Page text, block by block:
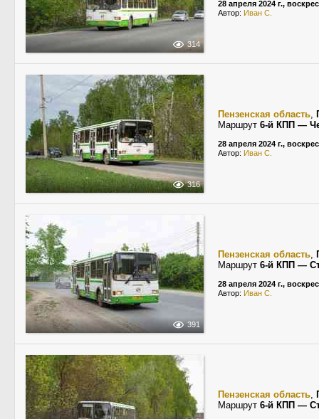
314
28 апреля 2024 г.,
Автор: Иван С.
316
Пензенская область,
Маршрут 6-й КПП —
28 апреля 2024 г.,
Автор: Иван С.
391
Пензенская область,
Маршрут 6-й КПП —
28 апреля 2024 г.,
Автор: Иван С.
Пензенская область,
Маршрут 6-й КПП —